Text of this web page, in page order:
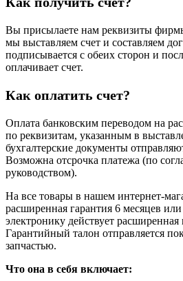
Вы присылаете нам реквизиты
мы выставляем счет и составляем
подписывается с обеих сторон и
оплачивает счет.
Как оплатить счет?
Оплата банковским переводом на
по реквизитам, указанным в
бухгалтерские документы
Возможна отсрочка платежа (по
руководством).
На все товары в нашем интернет-
расширенная гарантия 6 месяцев
электронику действует расширенная
Гарантийный талон отправляется
запчастью.
Что она в себя включает: